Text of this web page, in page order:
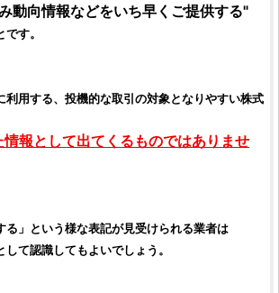
動向情報などをいち早くご提供する"
す。
利用する、投機的な取引の対象となりやすい株式
報として出てくるものではありませ
る 」という様な表記が見受けられる業者は
して認識してもよいでしょう。